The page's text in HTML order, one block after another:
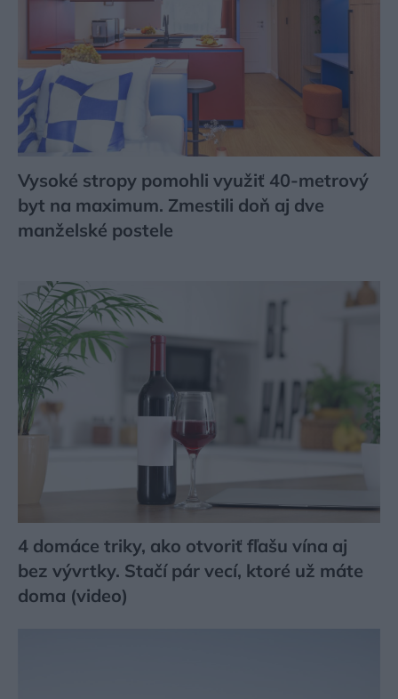
Vysoké stropy pomohli využiť 40-metrový
byt na maximum. Zmestili doň aj dve
manželské postele
4 domáce triky, ako otvoriť fľašu vína aj
bez vývrtky. Stačí pár vecí, ktoré už máte
doma (video)